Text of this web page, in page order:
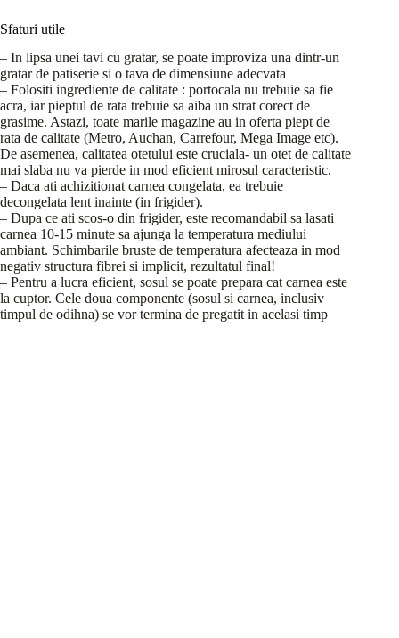
Sfaturi utile
– In lipsa unei tavi cu gratar, se poate improviza una dintr-un
gratar de patiserie si o tava de dimensiune adecvata
– Folositi ingrediente de calitate : portocala nu trebuie sa fie
acra, iar pieptul de rata trebuie sa aiba un strat corect de
grasime. Astazi, toate marile magazine au in oferta piept de
rata de calitate (Metro, Auchan, Carrefour, Mega Image etc).
De asemenea, calitatea otetului este cruciala- un otet de calitate
mai slaba nu va pierde in mod eficient mirosul caracteristic.
– Daca ati achizitionat carnea congelata, ea trebuie
decongelata lent inainte (in frigider).
– Dupa ce ati scos-o din frigider, este recomandabil sa lasati
carnea 10-15 minute sa ajunga la temperatura mediului
ambiant. Schimbarile bruste de temperatura afecteaza in mod
negativ structura fibrei si implicit, rezultatul final!
– Pentru a lucra eficient, sosul se poate prepara cat carnea este
la cuptor. Cele doua componente (sosul si carnea, inclusiv
timpul de odihna) se vor termina de pregatit in acelasi timp